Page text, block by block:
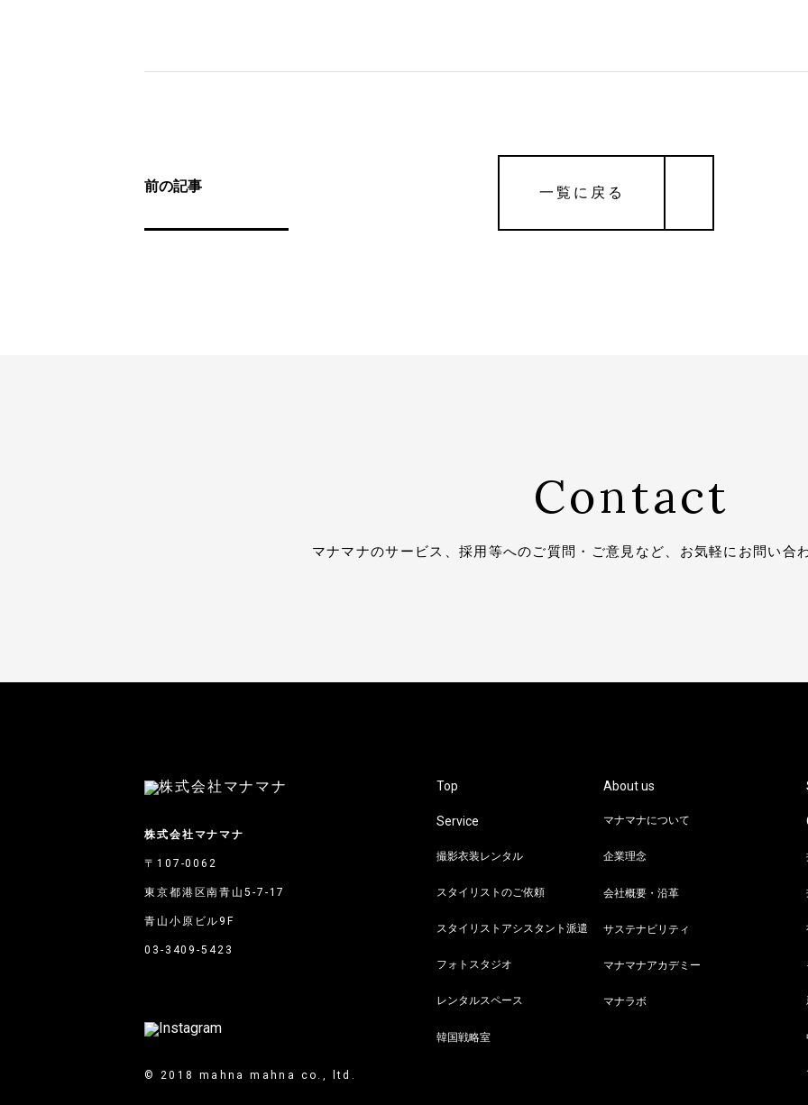
前の記事 一覧に戻る
Contact
マナマナのサービス、採用等へのご質問・ ご意見など、お気軽にお問い合
Top
Service
撮影衣装レンタル
スタイリストのご依頼
スタイリストアシスタント派遣
フォトスタジオ
レンタルスペース
韓国戦略室
About us
マナマナについて
企業理念
会社概要・沿革
サステナビリティ
マナマナアカデミー
マナラボ
株式会社マナマナ
〒107-0062
東京都港区南青山5-7-17
青山小原ビル9F
03-3409-5423
© 2018 mahna mahna co., ltd.